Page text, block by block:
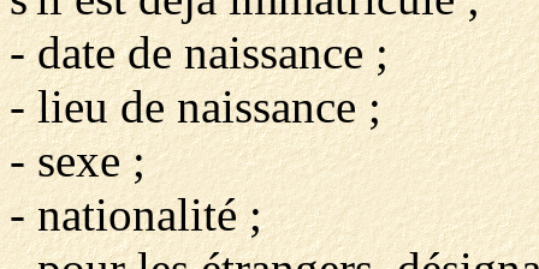
- date de naissance ;
- lieu de naissance ;
- sexe ;
- nationalité ;